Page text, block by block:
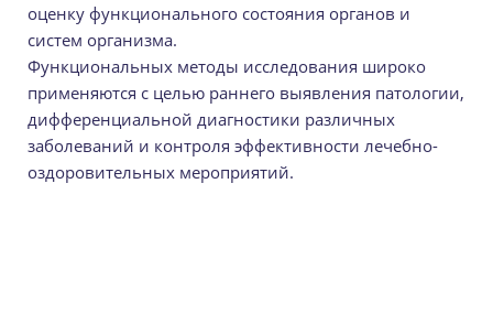
оценку функционального состояния органов и
систем организма.
Функциональных методы исследования широко
применяются с целью раннего выявления патологии,
дифференциальной диагностики различных
заболеваний и контроля эффективности лечебно-
оздоровительных мероприятий.